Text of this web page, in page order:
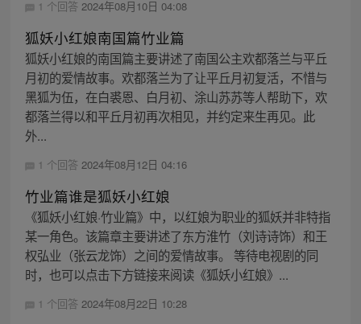
1 个回答 2024年08月10日 04:08
狐妖小红娘南国篇竹业篇
狐妖小红娘的南国篇主要讲述了南国公主欢都落兰与平丘
月初的爱情故事。欢都落兰为了让平丘月初复活，不惜与
黑狐为伍，在白裘恩、白月初、涂山苏苏等人帮助下，欢
都落兰得以和平丘月初再次相见，并约定来生再见。此
外...
1 个回答 2024年08月12日 04:16
竹业篇谁是狐妖小红娘
《狐妖小红娘·竹业篇》中，以红娘为职业的狐妖并非特指
某一角色。该篇章主要讲述了东方淮竹（刘诗诗饰）和王
权弘业（张云龙饰）之间的爱情故事。 等待电视剧的同
时，也可以点击下方链接来阅读《狐妖小红娘》...
1 个回答 2024年08月22日 10:28